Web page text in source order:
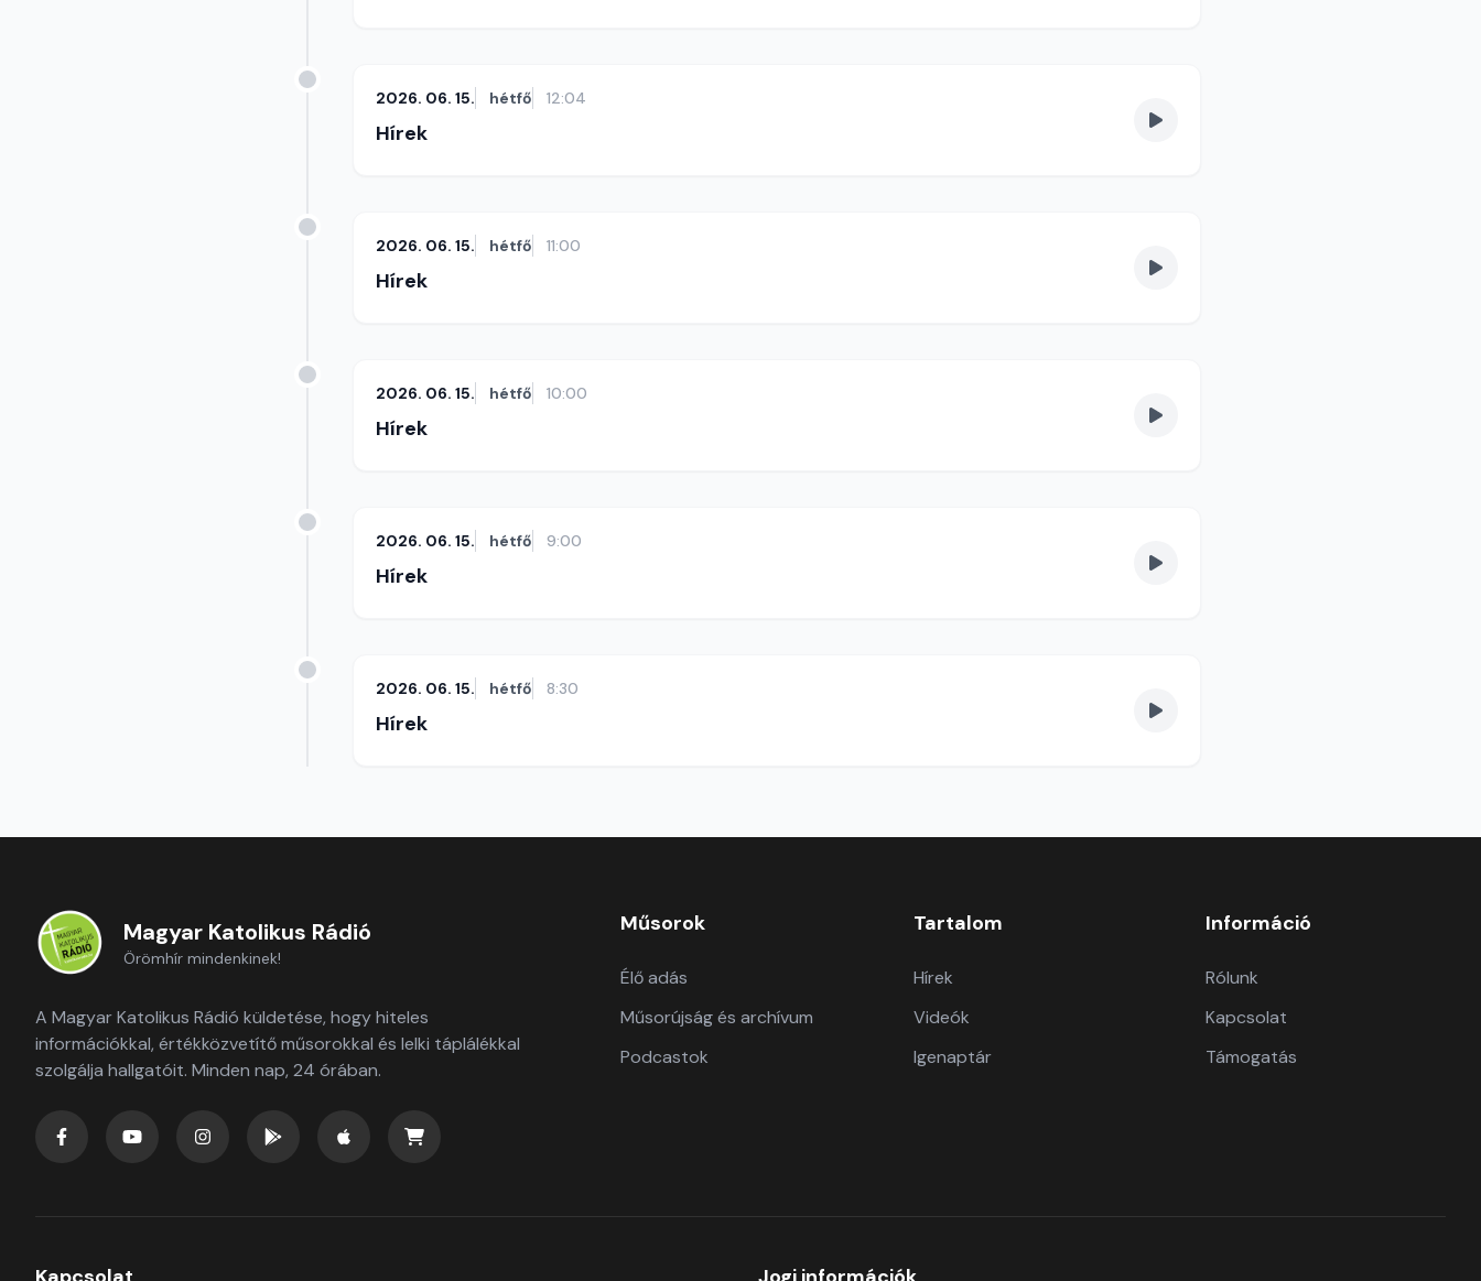
2026. 06. 15. hétfő 12:04
Hírek
2026. 06. 15. hétfő 11:00
Hírek
2026. 06. 15. hétfő 10:00
Hírek
2026. 06. 15. hétfő 9:00
Hírek
2026. 06. 15. hétfő 8:30
Hírek
Magyar Katolikus Rádió
Örömhír mindenkinek!
A Magyar Katolikus Rádió küldetése, hogy hiteles
információkkal, értékközvetítő műsorokkal és lelki táplálékkal
szolgálja hallgatóit. Minden nap, 24 órában.
Műsorok
Élő adás
Műsorújság és archívum
Podcastok
Tartalom
Hírek
Videók
Igenaptár
Információ
Rólunk
Kapcsolat
Támogatás